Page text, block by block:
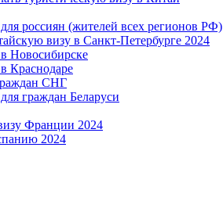
россиян (жителей всех регионов РФ)
визу в Санкт-Петербурге 2024
Новосибирске
Краснодаре
СНГ
граждан Беларуси
Франции 2024
2024